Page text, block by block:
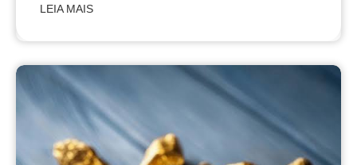
LEIA MAIS